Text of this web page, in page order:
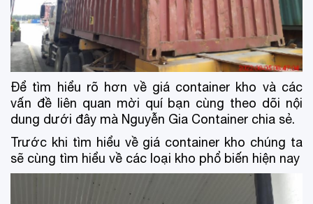
Để tìm hiểu rõ hơn về giá container kho và các
vấn đề liên quan mời quí bạn cùng theo dõi nội
dung dưới đây mà Nguyễn Gia Container chia sẻ.
Trước khi tìm hiểu về giá container kho chúng ta
sẽ cùng tìm hiểu về các loại kho phổ biến hiện nay